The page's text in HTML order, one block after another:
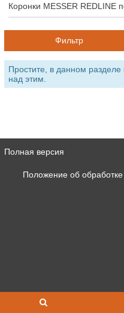
Коронки MESSER REDLINE
Фильтр
Простите, в данном
над этим.
Полная версия
Положение об